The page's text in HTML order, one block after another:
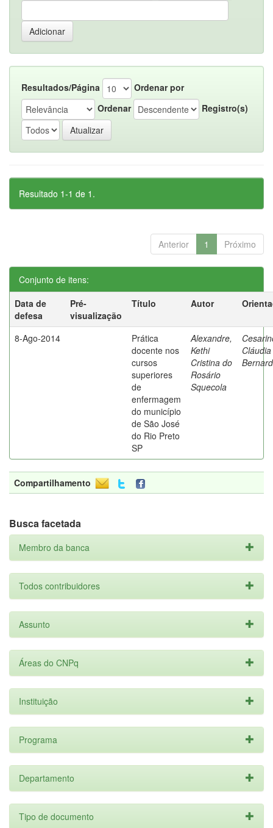
Resultados/Página
Ordenar por
Ordenar
Registro(s)
Resultado 1-1 de 1.
Anterior 1 Próximo
Conjunto de itens:
Data de
defesa
Pré-
visualização
Título Autor
8-Ago-2014
Prática
docente nos
cursos
superiores
de
enfermagem
do município
de São José
do Rio Preto
SP
Alexandre,
Kethi
Cristina do
Rosário
Squecola
Cláudia
Compartilhamento
Busca facetada
Membro da banca
Todos contribuidores
Assunto
Áreas do CNPq
Instituição
Programa
Departamento
Tipo de documento